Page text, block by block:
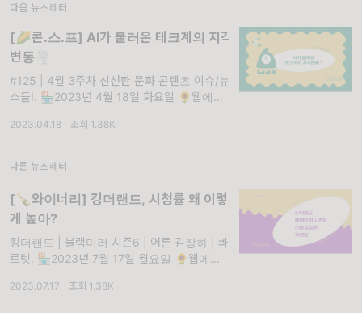
다음 뉴스레터
[🌽콘.스.프] AI가 불러온 테크계의 지각
변동🌪
#125 | 4월 3주차 신선한 문화 콘텐츠 이슈/뉴
스들!. 🏪2023년 4월 18일 화요일 🌻웹에서
2023.04.18 조회 1.38K
다른 뉴스레터
[🍾와이너리] 킹더랜드, 시청률 왜 이렇
게 높아?
킹더랜드 | 블랙미러 시즌6 | 어른 김장하 | 콰
르텟. 🏪2023년 7월 17일 월요일 🌻웹에서
정해 드립니다! 엄선한 콘텐츠 와이너리 컬렉션
2023.07.17 조회 1.38K